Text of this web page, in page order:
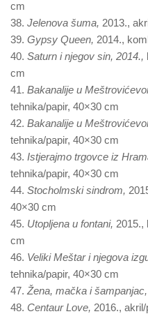
cm
38. Jelenova šuma, 2013.,
39. Gypsy Queen, 2014.,
40. Saturn i njegov sin, 2014.,
cm
41. Bakanalije u
tehnika/papir, 40×30 cm
42. Bakanalije u
tehnika/papir, 40×30 cm
43. Istjerajmo trgovce iz
tehnika/papir, 40×30 cm
44. Stocholmski sindrom,
40×30 cm
45. Utopljena u fontani, 2015.,
cm
46. Veliki Meštar i njegova
tehnika/papir, 40×30 cm
47. Žena, mačka i šampanjac,
48. Centaur Love, 2016.,